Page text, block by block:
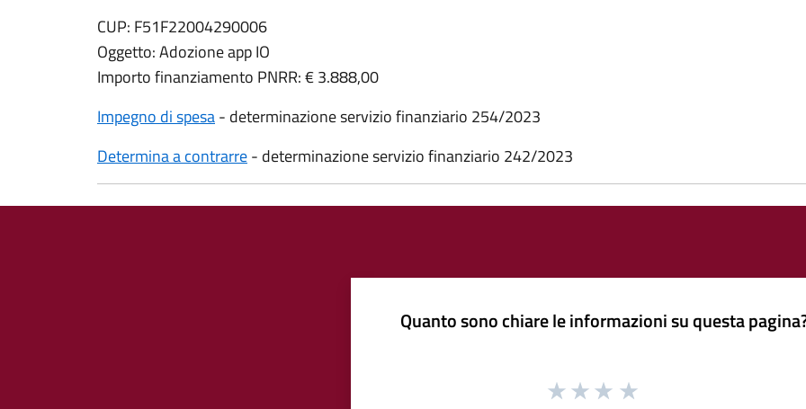
CUP: F51F22004290006
Oggetto: Adozione app IO
Importo finanziamento PNRR: € 3.888,00
Impegno di spesa- determinazione servizio finanziario 254/2023
Determina a contrarre- determinazione servizio finanziario 242/2023
Quanto sono chiare le informazioni su questa